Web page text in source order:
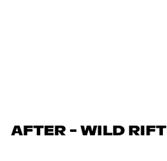
AFTER - WILD RIFT